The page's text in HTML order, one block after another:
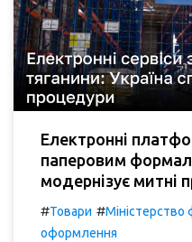
Електронні
паперовим
модернізує митні
#Товари #Міністерство
оформлення